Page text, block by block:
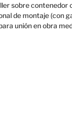
sobre contenedor
de montaje (con
unión en obra